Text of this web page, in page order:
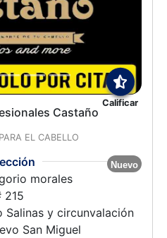
Calificar
Castaño
EL CABELLO
Nuevo
morales
215
Salinas y circunvalación
San Miguel